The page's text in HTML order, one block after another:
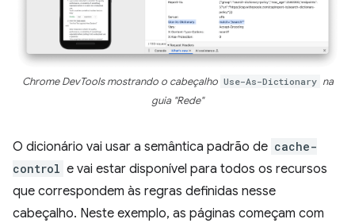
Chrome DevTools mostrando o cabeçalho Use-As-Dictionary na
guia "Rede"
O dicionário vai usar a semântica padrão de cache-
control e vai estar disponível para todos os recursos
que correspondem às regras definidas nesse
cabeçalho. Neste exemplo, as páginas começam com